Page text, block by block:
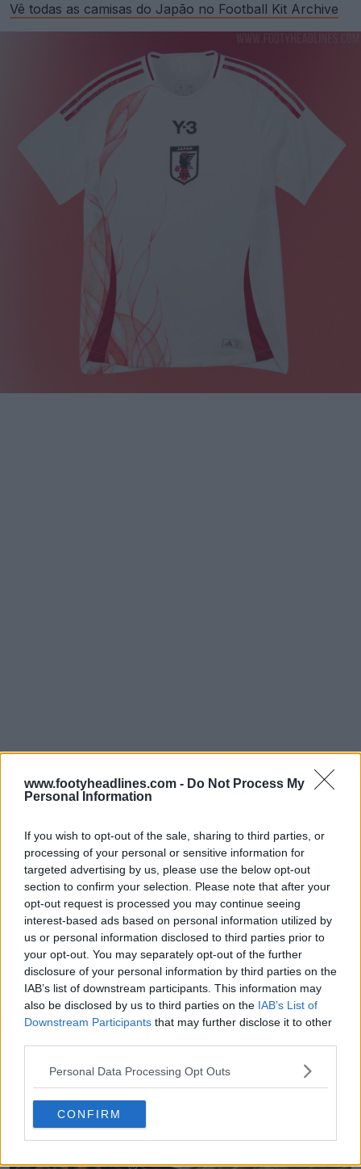
www.footyheadlines.com - Do Not Process My
Personal Information
If you wish to opt-out of the sale, sharing to third parties, or
processing of your personal or sensitive information for
targeted advertising by us, please use the below opt-out
section to confirm your selection. Please note that after your
opt-out request is processed you may continue seeing
interest-based ads based on personal information utilized by
us or personal information disclosed to third parties prior to
your opt-out. You may separately opt-out of the further
disclosure of your personal information by third parties on the
IAB’s list of downstream participants. This information may
also be disclosed by us to third parties on the IAB’s List of
Downstream Participants that may further disclose it to other
Personal Data Processing Opt Outs
CONFIRM
Vê todas as camisas do Japão no Football Kit Archive
Prevê-se que a camisa de futebol Adidas Japão 2024
seja colocada à venda em julho de 2024.
Gostas da camisa reserva da seleção nacional de
futebol do Japão para 2024? Comenta em baixo.
Mostrar Comentários
adidas International Japan Camisas Y-3
Yamamoto
Compartilhar